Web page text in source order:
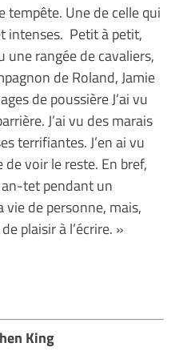
tempête. Une de celle qui
intenses. Petit à petit,
une rangée de cavaliers,
de Roland, Jamie
de poussière J’ai vu
J’ai vu des marais
terrifiantes. J’en ai vu
voir le reste. En bref,
an-tet pendant un
de personne, mais,
plaisir à l’écrire. »
King